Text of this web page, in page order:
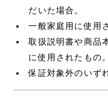
だいた場合。
一般家庭用に使用
取扱説明書や商品
に使用されたもの。
保証対象外のいず